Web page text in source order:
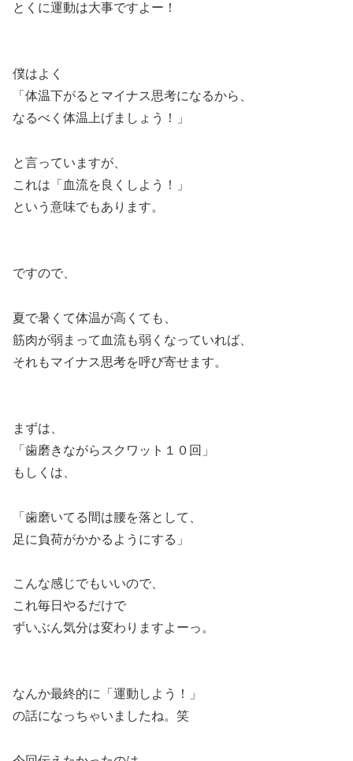
とくに運動は大事ですよー！
僕はよく
「体温下がるとマイナス思考になるから、
なるべく体温上げましょう！」
と言っていますが、
これは「血流を良くしよう！」
という意味でもあります。
ですので、
夏で暑くて体温が高くても、
筋肉が弱まって血流も弱くなっていれば、
それもマイナス思考を呼び寄せます。
まずは、
「歯磨きながらスクワット１０回」
もしくは、
「歯磨いてる間は腰を落として、
足に負荷がかかるようにする」
こんな感じでもいいので、
これ毎日やるだけで
ずいぶん気分は変わりますよーっ。
なんか最終的に「運動しよう！」
の話になっちゃいましたね。笑